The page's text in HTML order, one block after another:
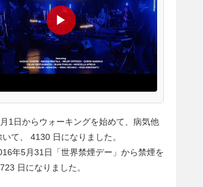
▶
1日からウォーキングを始めて、病気他
て、 4130 日になりました。
年5月31日「世界禁煙デー」から禁煙を
日になりました。